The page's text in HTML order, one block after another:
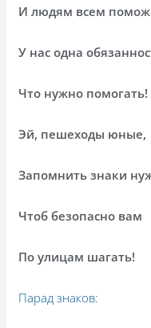
И людям всем
У нас одна
Что нужно помогать!
Эй, пешеходы юные,
Запомнить знаки
Чтоб безопасно вам
По улицам шагать!
Парад знаков: